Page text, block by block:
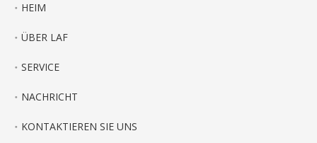
HEIM
ÜBER LAF
SERVICE
NACHRICHT
KONTAKTIEREN SIE UNS